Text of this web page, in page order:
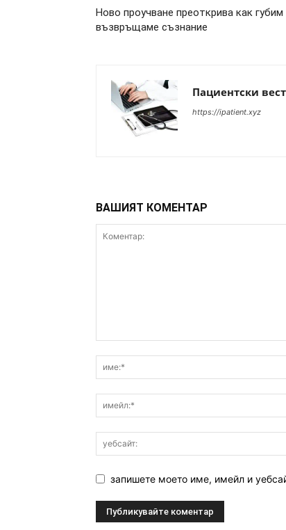
Ново проучване преоткрива как губим
възвръщаме съзнание
Пациентски
https://ipatient.xyz
ВАШИЯТ КОМЕНТАР
запишете моето име, имейл и